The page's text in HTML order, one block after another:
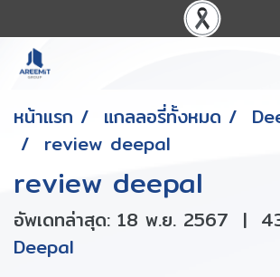
หน้าแรก แกลลอรี่ทั้งหมด
review deepal
review deepal
อัพเดทล่าสุด: 18 พ.ย. 2567 |
Deepal